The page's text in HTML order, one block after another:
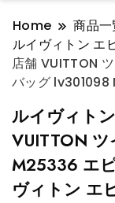
Home 商品一
ルイヴィトン エ
店舗 VUITTON
バッグ lv301098
ルイヴィト
VUITTON ツ
M25336 エ
ヴィトン エ